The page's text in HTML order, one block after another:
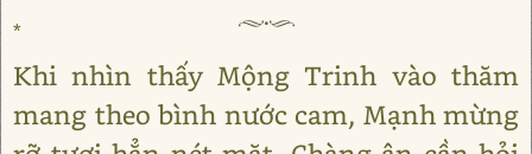
*
Khi nhìn thấy Mộng Trinh vào thăm
mang theo bình nước cam, Mạnh mừng